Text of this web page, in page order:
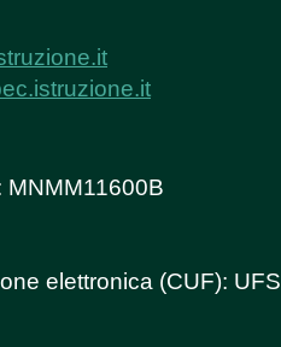
elettronica (CUF):